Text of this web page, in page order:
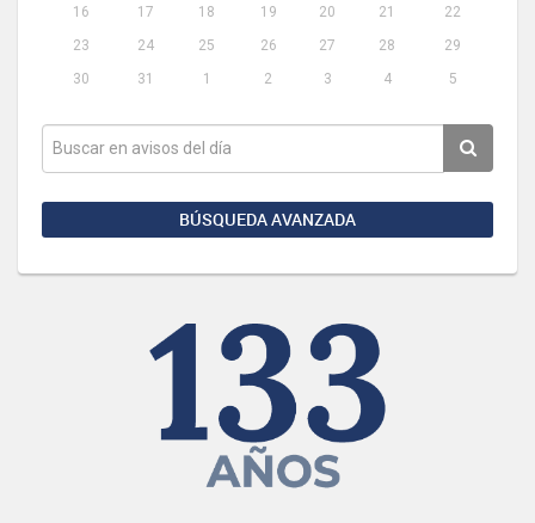
16
17 18 19 20 21
22
23
24 25 26 27 28
29
30
31 1 2 3 4 5
BÚSQUEDA AVANZADA